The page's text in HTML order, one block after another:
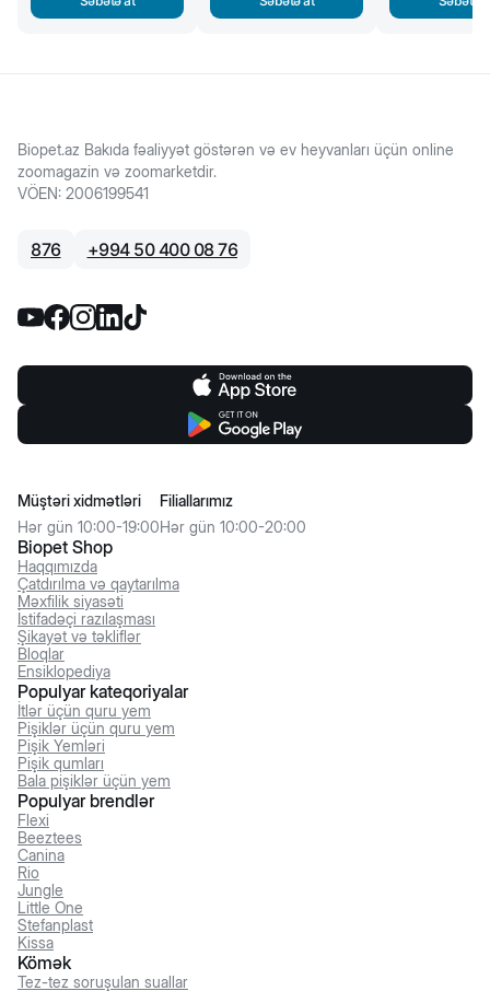
Biopet.az Bakıda fəaliyyət göstərən və ev heyvanları üçün online
zoomagazin və zoomarketdir.
VÖEN: 2006199541
876 +994 50 400 08 76
Biopet Shop
Haqqımızda
Çatdırılma və qaytarılma
Məxfilik siyasəti
İstifadəçi razılaşması
Şikayət və təkliflər
Bloqlar
Ensiklopediya
Müştəri xidmətləri
Hər gün 10:00-19:00
Filiallarımız
Hər gün 10:00-20:00
Populyar kateqoriyalar
İtlər üçün quru yem
Pişiklər üçün quru yem
Pişik Yemləri
Pişik qumları
Bala pişiklər üçün yem
Populyar brendlər
Flexi
Beeztees
Canina
Rio
Jungle
Little One
Stefanplast
Kissa
Kömək
Tez-tez soruşulan suallar